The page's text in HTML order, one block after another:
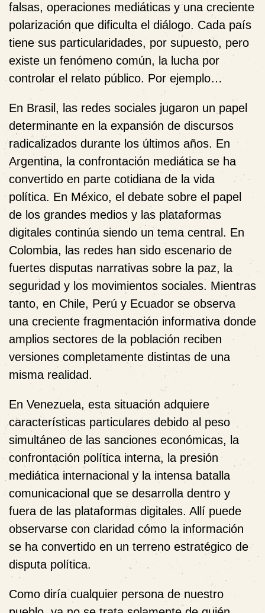
falsas, operaciones mediáticas y una creciente
polarización que dificulta el diálogo. Cada país
tiene sus particularidades, por supuesto, pero
existe un fenómeno común, la lucha por
controlar el relato público. Por ejemplo…
En Brasil, las redes sociales jugaron un papel
determinante en la expansión de discursos
radicalizados durante los últimos años. En
Argentina, la confrontación mediática se ha
convertido en parte cotidiana de la vida
política. En México, el debate sobre el papel
de los grandes medios y las plataformas
digitales continúa siendo un tema central. En
Colombia, las redes han sido escenario de
fuertes disputas narrativas sobre la paz, la
seguridad y los movimientos sociales. Mientras
tanto, en Chile, Perú y Ecuador se observa
una creciente fragmentación informativa donde
amplios sectores de la población reciben
versiones completamente distintas de una
misma realidad.
En Venezuela, esta situación adquiere
características particulares debido al peso
simultáneo de las sanciones económicas, la
confrontación política interna, la presión
mediática internacional y la intensa batalla
comunicacional que se desarrolla dentro y
fuera de las plataformas digitales. Allí puede
observarse con claridad cómo la información
se ha convertido en un terreno estratégico de
disputa política.
Como diría cualquier persona de nuestro